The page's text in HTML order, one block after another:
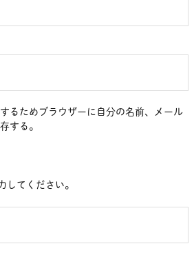
るためブラウザーに自分の名前、メール
する。
してください。